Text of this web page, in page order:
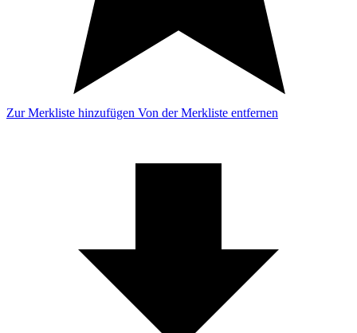
Zur Merkliste hinzufügen Von der Merkliste entfernen